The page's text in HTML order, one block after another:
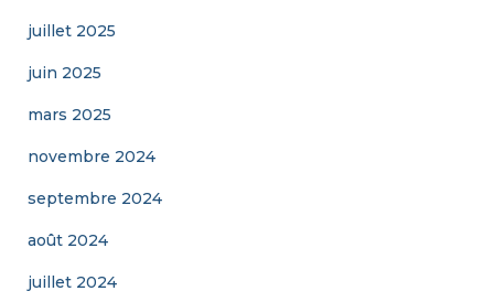
juillet 2025
juin 2025
mars 2025
novembre 2024
septembre 2024
août 2024
juillet 2024